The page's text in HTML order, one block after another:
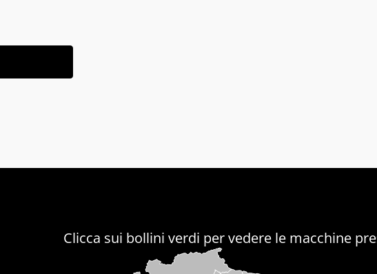
Clicca sui bollini verdi per vedere le macchine